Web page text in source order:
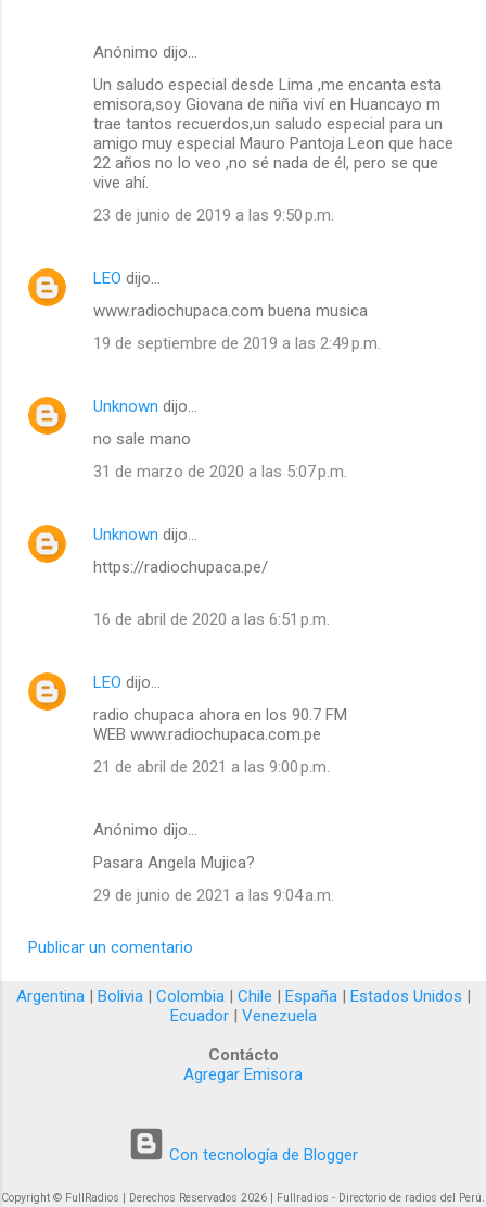
Anónimo dijo…
Un saludo especial desde Lima ,me encanta esta
emisora,soy Giovana de niña viví en Huancayo m
trae tantos recuerdos,un saludo especial para un
amigo muy especial Mauro Pantoja Leon que hace
22 años no lo veo ,no sé nada de él, pero se que
vive ahí.
23 de junio de 2019 a las 9:50 p.m.
LEO dijo…
www.radiochupaca.com buena musica
19 de septiembre de 2019 a las 2:49 p.m.
Unknown dijo…
no sale mano
31 de marzo de 2020 a las 5:07 p.m.
Unknown dijo…
https://radiochupaca.pe/
16 de abril de 2020 a las 6:51 p.m.
LEO dijo…
radio chupaca ahora en los 90.7 FM
WEB www.radiochupaca.com.pe
21 de abril de 2021 a las 9:00 p.m.
Anónimo dijo…
Pasara Angela Mujica?
29 de junio de 2021 a las 9:04 a.m.
Publicar un comentario
Argentina| Bolivia| Colombia| Chile | España| Estados Unidos |
Ecuador| Venezuela
Contácto
Agregar Emisora
Con tecnología de Blogger
Copyright © FullRadios | Derechos Reservados 2026 | Fullradios - Directorio de radios del Perú.